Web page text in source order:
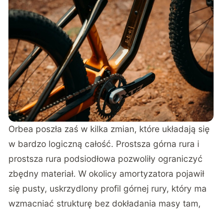
Orbea poszła zaś w kilka zmian, które układają się
w bardzo logiczną całość. Prostsza górna rura i
prostsza rura podsiodłowa pozwoliły ograniczyć
zbędny materiał. W okolicy amortyzatora pojawił
się pusty, uskrzydlony profil górnej rury, który ma
wzmacniać strukturę bez dokładania masy tam,